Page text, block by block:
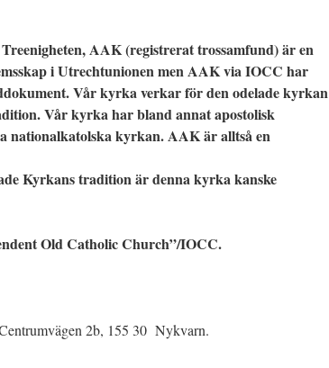
AAK (registrerat trossamfund) är en
i Utrechtunionen men AAK via IOCC har
Vår kyrka verkar för den odelade kyrkan
Vår kyrka har bland annat apostolisk
nationalkatolska kyrkan. AAK är alltså en
Kyrkans tradition är denna kyrka kanske
Old Catholic Church”/IOCC.
2b, 155 30 Nykvarn.